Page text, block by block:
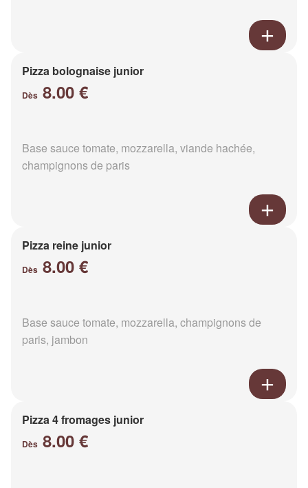
Pizza bolognaise junior
Dès 8.00 €
Base sauce tomate, mozzarella, viande hachée,
champignons de paris
Pizza reine junior
Dès 8.00 €
Base sauce tomate, mozzarella, champignons de
paris, jambon
Pizza 4 fromages junior
Dès 8.00 €